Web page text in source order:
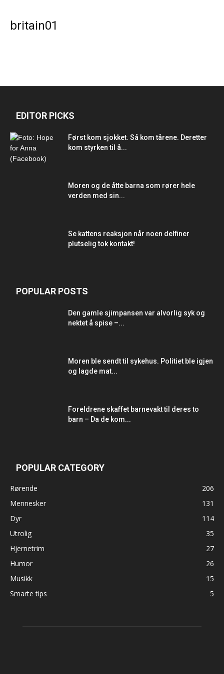
britain01
EDITOR PICKS
Først kom sjokket. Så kom tårene. Deretter
kom styrken til å...
Moren og de åtte barna som rører hele
verden med sin...
Se kattens reaksjon når noen delfiner
plutselig tok kontakt!
POPULAR POSTS
Den gamle sjimpansen var alvorlig syk og
nektet å spise –...
Moren ble sendt til sykehus. Politiet ble igjen
og lagde mat...
Foreldrene skaffet barnevakt til deres to
barn – Da de kom...
POPULAR CATEGORY
Rørende
206
Mennesker
131
Dyr
114
Utrolig
35
Hjernetrim
27
Humor
26
Musikk
15
Smarte tips
5